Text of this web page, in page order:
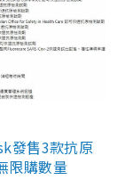
發售3款抗原
限購數量